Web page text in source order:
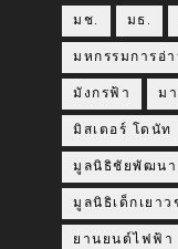
มช. มธ.
มหกรรมการอ่
มังกรฟ้า ม
มิสเตอร์ โดนัท
มูลนิธิชัยพัฒนา
มูลนิธิเด็กเยาว
ยานยนต์ไฟฟ้า